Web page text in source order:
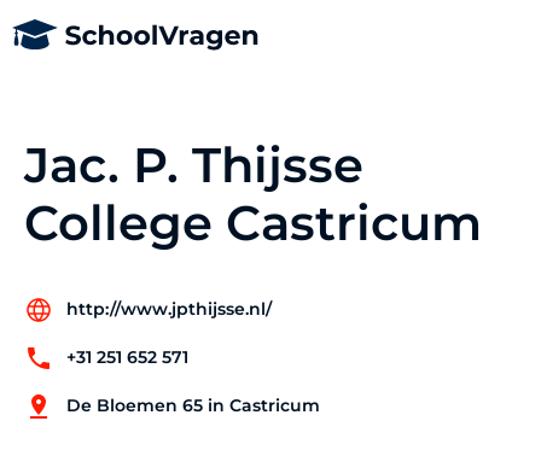
Jac. P. Thijsse
College Castricum
http://www.jpthijsse.nl/
+31 251 652 571
De Bloemen 65 in Castricum